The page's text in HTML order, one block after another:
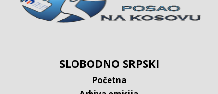
SLOBODNO SRPSKI
Početna